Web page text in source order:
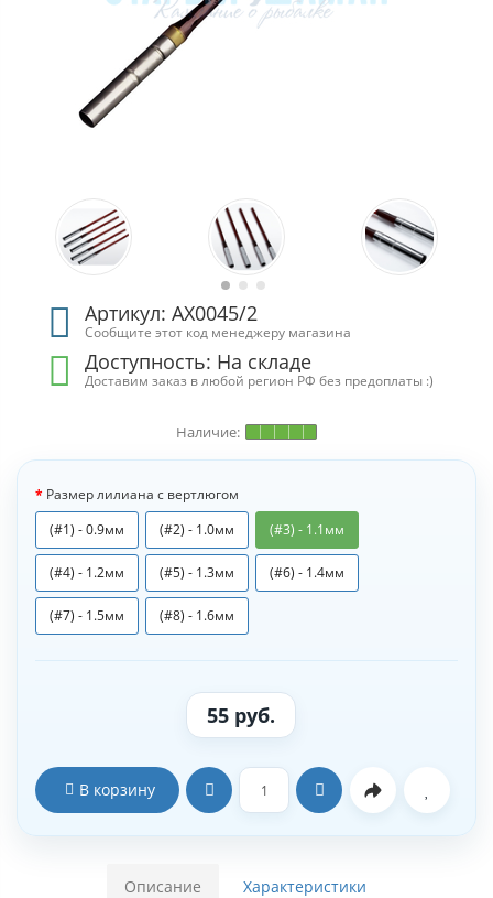
Артикул: АХ0045/2
Сообщите этот код менеджеру магазина
Доступность: На складе
Доставим заказ в любой регион РФ без предоплаты :)
Размер лилиана с вертлюгом
(#1) - 0.9мм
(#2) - 1.0мм (#3) - 1.1мм
(#4) - 1.2мм (#5) - 1.3мм (#6) - 1.4мм
(#7) - 1.5мм (#8) - 1.6мм
55 руб.
В корзину
Описание Характеристики